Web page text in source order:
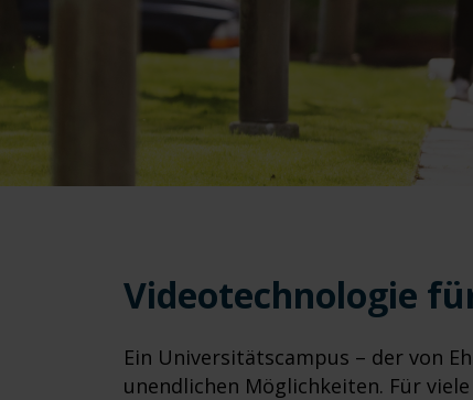
Videotechnologie
Ein Universitätscampus – der von
unendlichen Möglichkeiten. Für